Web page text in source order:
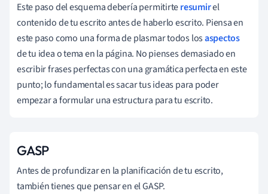
Este paso del esquema debería permitirteresumirel
contenido de tu escrito antes de haberlo escrito. Piensa en
este paso como una forma de plasmar todos losaspectos
de tu idea o tema en la página. No pienses demasiado en
escribir frases perfectas con una gramática perfecta en este
punto; lo fundamental es sacar tus ideas para poder
empezar a formular una estructura para tu escrito.
GASP
Antes de profundizar en la planificación de tu escrito,
también tienes que pensar en el GASP.